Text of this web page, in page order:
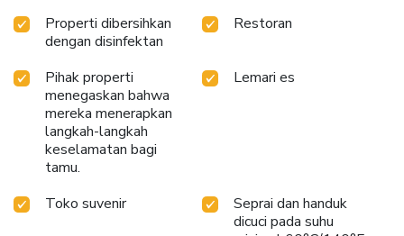
Properti dibersihkan
dengan disinfektan
Restoran
Pihak properti
menegaskan bahwa
mereka menerapkan
langkah-langkah
keselamatan bagi
tamu.
Lemari es
Toko suvenir
Seprai dan handuk
dicuci pada suhu